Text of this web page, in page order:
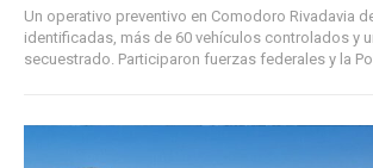
Un operativo preventivo en Comodoro Rivadavia
identificadas, más de 60 vehículos controlados y
secuestrado. Participaron fuerzas federales y la